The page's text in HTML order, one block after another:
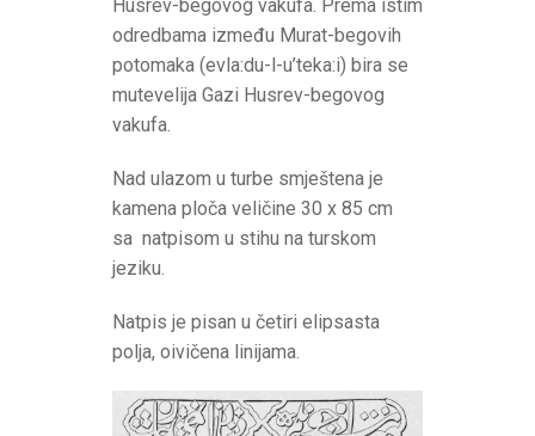
Husrev-begovog vakufa. Prema istim
odredbama između Murat-begovih
potomaka (evla:du-l-u’teka:i) bira se
mutevelija Gazi Husrev-begovog
vakufa.
Nad ulazom u turbe smještena je
kamena ploča veličine 30 x 85 cm
sa natpisom u stihu na turskom
jeziku.
Natpis je pisan u četiri elipsasta
polja, oivičena linijama.